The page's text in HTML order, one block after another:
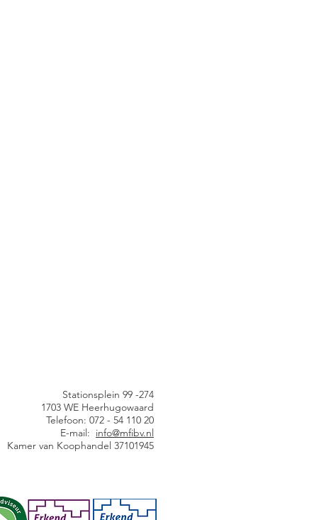
Stationsplein 99 -274
1703 WE Heerhugowaard
Telefoon: 072 - 54 110 20
E-mail: info@mfibv.nl
Kamer van Koophandel 37101945